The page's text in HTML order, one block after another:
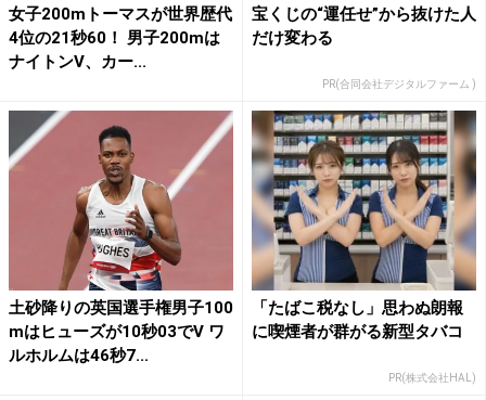
女子200mトーマスが世界歴代
4位の21秒60！ 男子200mは
ナイトンV、カー...
宝くじの“運任せ”から抜けた人
だけ変わる
PR(合同会社デジタルファーム )
土砂降りの英国選手権男子100
mはヒューズが10秒03でV ワ
ルホルムは46秒7...
「たばこ税なし」思わぬ朗報
に喫煙者が群がる新型タバコ
PR(株式会社HAL)